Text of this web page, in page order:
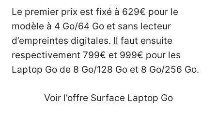
Le premier prix est fixé à 629€ pour le
modèle à 4 Go/64 Go et sans lecteur
d’empreintes digitales. Il faut ensuite
respectivement 799€ et 999€ pour les
Laptop Go de 8 Go/128 Go et 8 Go/256 Go.
Voir l’offre Surface Laptop Go